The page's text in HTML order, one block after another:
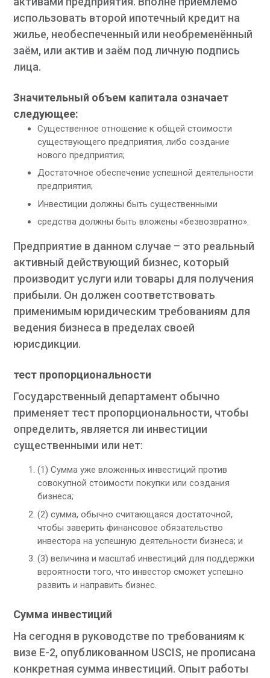
использовать второй ипотечный кредит на
жилье, необеспеченный или необременённый
заём, или актив и заём под личную подпись
лица.
Значительный объем капитала означает
следующее:
Существенное отношение к общей стоимости
существующего предприятия, либо создание
нового предприятия;
Достаточное обеспечение успешной деятельности
предприятия;
Инвестиции должны быть существенными
средства должны быть вложены «безвозвратно».
Предприятие в данном случае – это реальный
активный действующий бизнес, который
производит услуги или товары для получения
прибыли. Он должен соответствовать
применимым юридическим требованиям для
ведения бизнеса в пределах своей
юрисдикции.
тест пропорциональности
Государственный департамент обычно
применяет тест пропорциональности, чтобы
определить, является ли инвестиции
существенными или нет:
(1) Сумма уже вложенных инвестиций против
совокупной стоимости покупки или создания
бизнеса;
(2) сумма, обычно считающаяся достаточной,
чтобы заверить финансовое обязательство
инвестора на успешную деятельности бизнеса; и
(3) величина и масштаб инвестиций для поддержки
вероятности того, что инвестор сможет успешно
развить и направить бизнес.
Сумма инвестиций
На сегодня в руководстве по требованиям к
визе Е-2, опубликованном USCIS, не прописана
конкретная сумма инвестиций. Опыт работы